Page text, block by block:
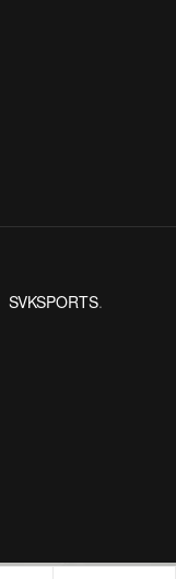
SVKSPORTS.